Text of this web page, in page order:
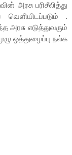
அரசு பரிசீலித்து
.
எடுத்துவரும்
ஒத்துழைப்பு நல்க